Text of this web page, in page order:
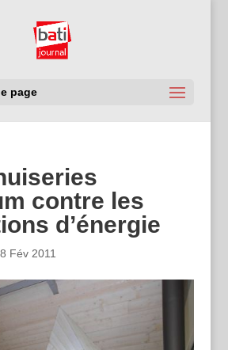
page
contre les
d’énergie
Fév 2011